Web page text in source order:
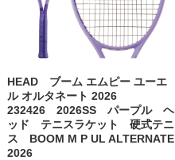
HEAD ブーム エムピー ユーエ
ル オルタネート 2026
232426 2026SS パープル ヘ
ッド テニスラケット 硬式テニ
ス BOOM M P UL ALTERNATE
2026